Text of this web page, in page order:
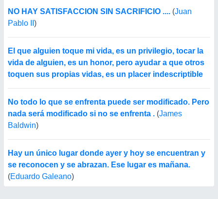
NO HAY SATISFACCION SIN SACRIFICIO .... (Juan
Pablo II )
El que alguien toque mi vida, es un privilegio, tocar la
vida de alguien, es un honor, pero ayudar a que otros
toquen sus propias vidas, es un placer indescriptible
No todo lo que se enfrenta puede ser modificado. Pero
nada será modificado si no se enfrenta . (James
Baldwin)
Hay un único lugar donde ayer y hoy se encuentran y
se reconocen y se abrazan. Ese lugar es mañana.
(Eduardo Galeano)